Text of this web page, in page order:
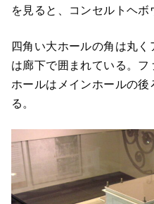
を見ると、コンセルトヘボ
四角い大ホールの角は丸
は廊下で囲まれている。
ホールはメインホールの
る。